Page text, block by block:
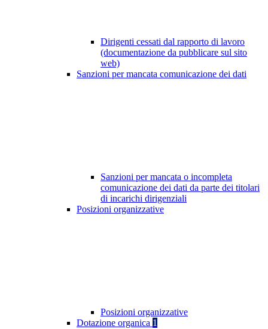
Dirigenti cessati dal rapporto di lavoro
(documentazione da pubblicare sul sito
web)
Sanzioni per mancata comunicazione dei dati
Sanzioni per mancata o incompleta
comunicazione dei dati da parte dei titolari
di incarichi dirigenziali
Posizioni organizzative
Posizioni organizzative
Dotazione organica 1